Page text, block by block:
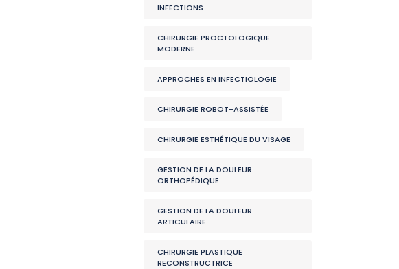
INFECTIONS
CHIRURGIE PROCTOLOGIQUE
MODERNE
APPROCHES EN INFECTIOLOGIE
CHIRURGIE ROBOT-ASSISTÉE
CHIRURGIE ESTHÉTIQUE DU VISAGE
GESTION DE LA DOULEUR
ORTHOPÉDIQUE
GESTION DE LA DOULEUR
ARTICULAIRE
CHIRURGIE PLASTIQUE
RECONSTRUCTRICE